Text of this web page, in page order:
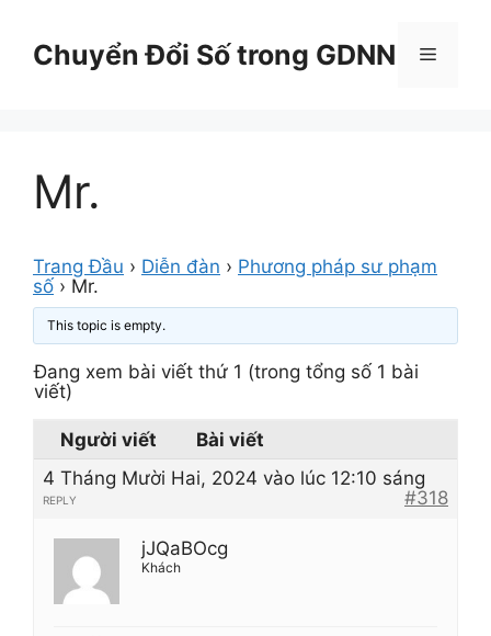
Chuyển Đổi Số trong GDNN Menu
Mr.
Trang Đầu › Diễn đàn › Phương pháp sư phạm
số › Mr.
This topic is empty.
Đang xem bài viết thứ 1 (trong tổng số 1 bài
viết)
Người viết
Bài viết
4 Tháng Mười Hai, 2024 vào lúc 12:10 sáng
#318
REPLY
jJQaBOcg
Khách